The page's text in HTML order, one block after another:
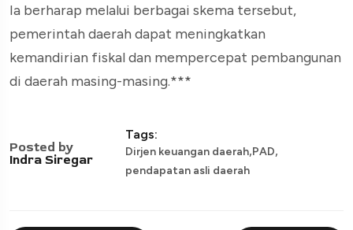
Ia berharap melalui berbagai skema tersebut,
pemerintah daerah dapat meningkatkan
kemandirian fiskal dan mempercepat pembangunan
di daerah masing-masing.***
Posted by
Indra Siregar
Tags:
Dirjen keuangan daerah,PAD,
pendapatan asli daerah